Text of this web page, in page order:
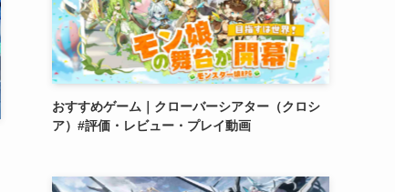
おすすめゲーム｜クローバーシアター（クロシ
ア）#評価・レビュー・プレイ動画